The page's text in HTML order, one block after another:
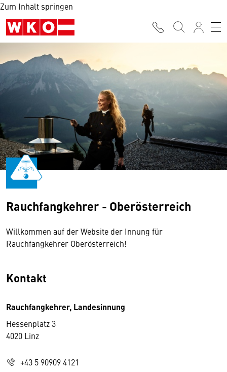
Zum Inhalt springen
Rauchfangkehrer - Oberösterreich
Willkommen auf der Website der Innung für
Rauchfangkehrer Oberösterreich!
Kontakt
Rauchfangkehrer, Landesinnung
Hessenplatz 3
4020 Linz
+43 5 90909 4121